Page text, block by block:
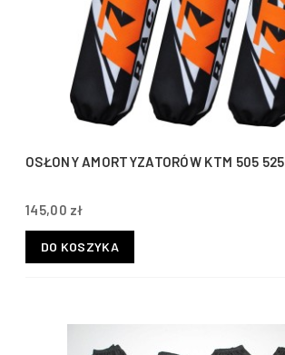
OSŁONY AMORTYZATORÓW KTM 505 525
145,00 zł
DO KOSZYKA